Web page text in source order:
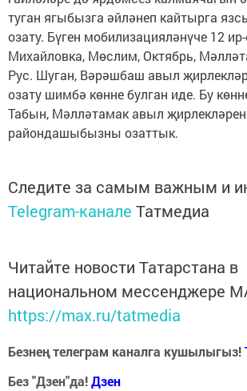
туган ягыбызга әйләнеп кайтырга
озату. Бүген мобилизацияләнүче 12 ир-
Михайловка, Мөслим, Октябрь,
Рус. Шуган, Вәрәшбаш авыл
озату шимбә көнне булган иде. Бу
Табын, Мәлләтамак авыл
райондашыбызны озаттык.
Следите за самым важным и
Telegram-канале Татмедиа
Читайте новости Татарстана в
национальном мессенджере
https://max.ru/tatmedia
Безнең телеграм каналга кушылыгыз!
Без "Дзен"да!Дзен